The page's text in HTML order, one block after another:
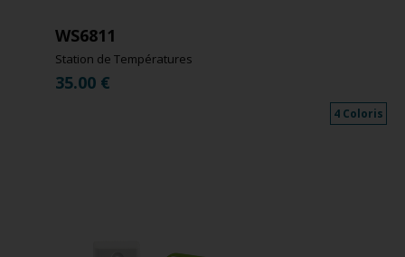
WS6811
Station de Températures
35.00 €
4 Coloris